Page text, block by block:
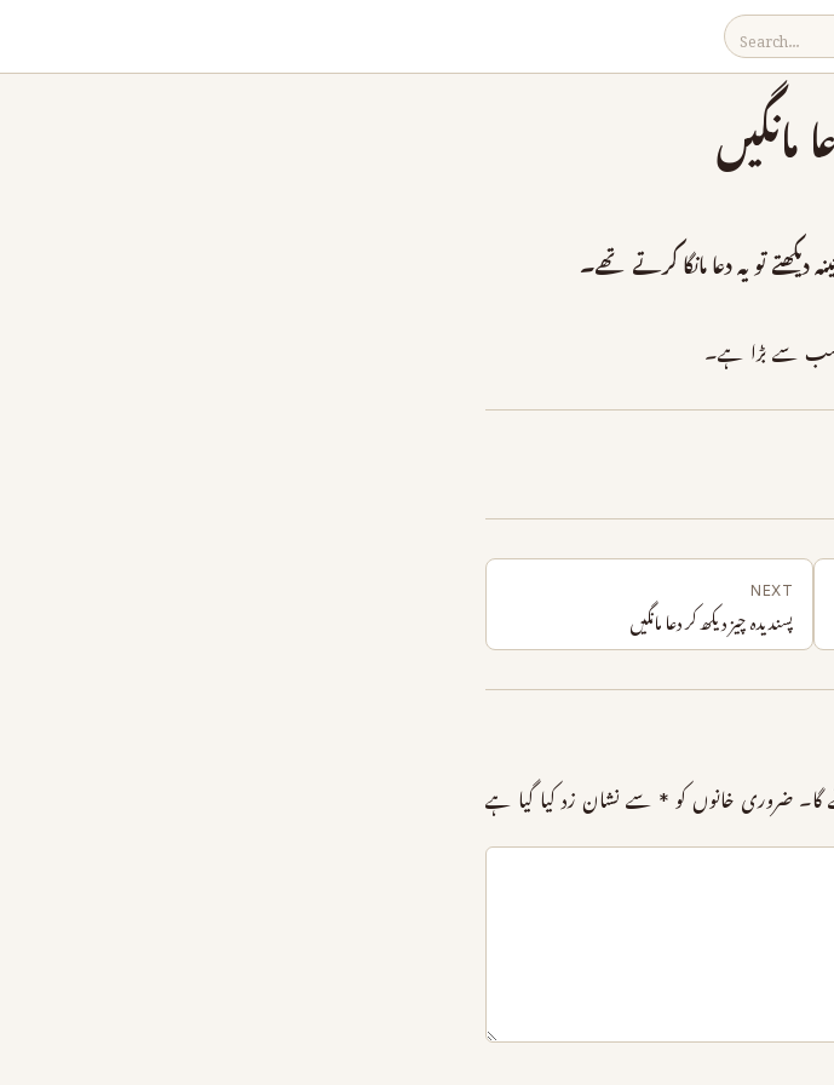
دیکھتے تو یہ دعا مانگا کرتے تھے۔
سب سے بڑا ہے۔
NEXT
پسندیدہ چیز دیکھ کر دعا مانگیں
گا۔ ضروری خانوں کو * سے نشان زد کیا گیا ہے